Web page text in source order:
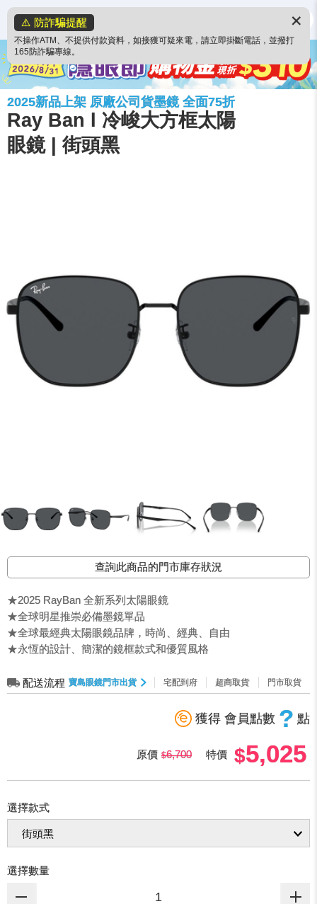
⚠️ 防詐騙提醒
不操作ATM、不提供付款資料，如接獲可疑來電，請立即掛斷電話，並撥打
165防詐騙專線。
✕
2025新品上架 原廠公司貨墨鏡 全面75折
Ray Ban l 冷峻大方框太陽
眼鏡 | 街頭黑
查詢此商品的門市庫存狀況
★2025 RayBan 全新系列太陽眼鏡
★全球明星推崇必備墨鏡單品
★全球最經典太陽眼鏡品牌，時尚、經典、自由
★永恆的設計、簡潔的鏡框款式和優質風格
配送流程 寶島眼鏡門市出貨 宅配到府 超商取貨 門市取貨
獲得 會員點數 ? 點
原價 6,700 特價 5,025
選擇款式
選擇數量